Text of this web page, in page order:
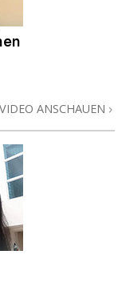
VIDEO ANSCHAUEN